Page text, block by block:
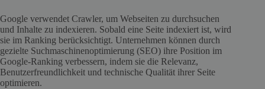
Google verwendet Crawler, um Webseiten zu durchsuchen
und Inhalte zu indexieren. Sobald eine Seite indexiert ist, wird
sie im Ranking berücksichtigt. Unternehmen können durch
gezielte Suchmaschinenoptimierung (SEO) ihre Position im
Google-Ranking verbessern, indem sie die Relevanz,
Benutzerfreundlichkeit und technische Qualität ihrer Seite
optimieren.